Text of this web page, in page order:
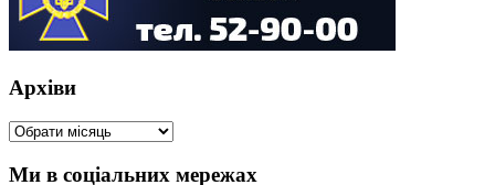
Архіви
Архіви
Ми в соціальних мережах